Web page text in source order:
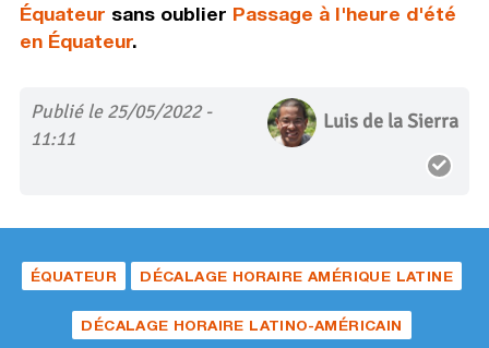
Équateur sans oublier Passage à l'heure d'été
en Équateur.
Publié le 25/05/2022 -
11:11
Luis de la Sierra
ÉQUATEUR DÉCALAGE HORAIRE AMÉRIQUE LATINE
DÉCALAGE HORAIRE LATINO-AMÉRICAIN